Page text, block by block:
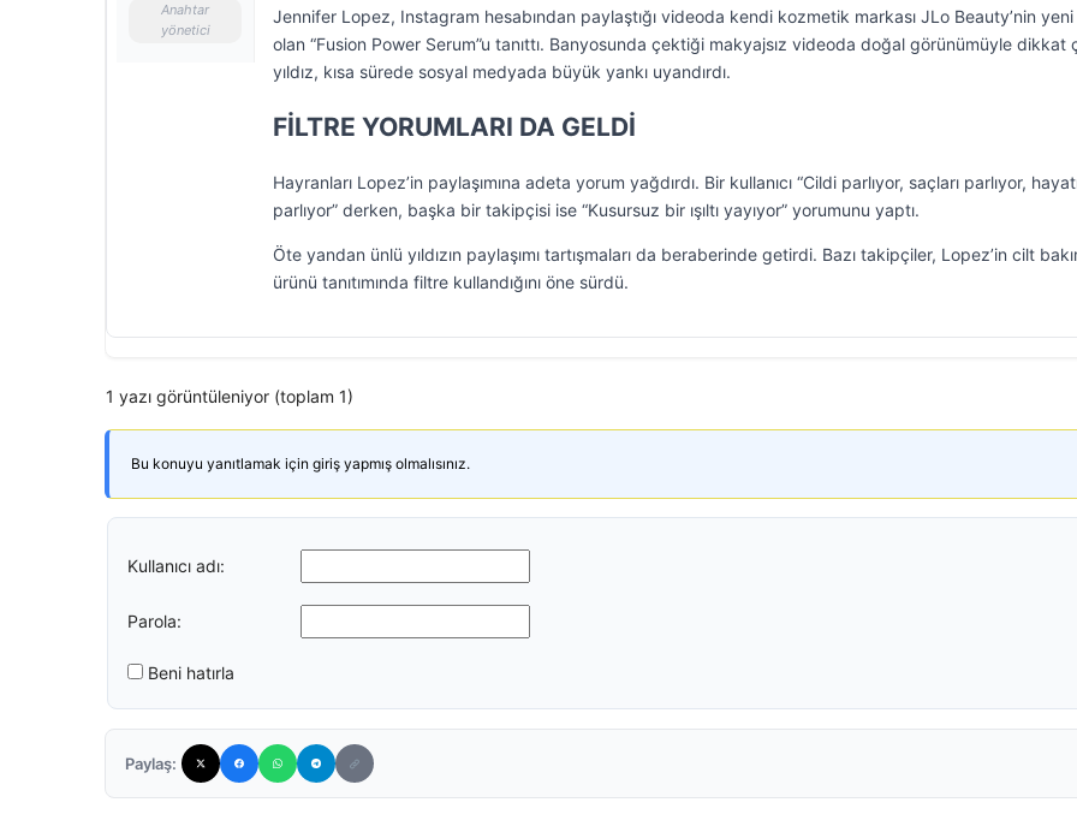
Anahtar
yönetici
Jennifer Lopez, Instagram hesabından paylaştığı videoda kendi kozmetik markası JLo Beauty’nin yeni
olan “Fusion Power Serum”u tanıttı. Banyosunda çektiği makyajsız videoda doğal görünümüyle dikkat
yıldız, kısa sürede sosyal medyada büyük yankı uyandırdı.
FİLTRE YORUMLARI DA GELDİ
Hayranları Lopez’in paylaşımına adeta yorum yağdırdı. Bir kullanıcı “Cildi parlıyor, saçları parlıyor,
parlıyor” derken, başka bir takipçisi ise “Kusursuz bir ışıltı yayıyor” yorumunu yaptı.
Öte yandan ünlü yıldızın paylaşımı tartışmaları da beraberinde getirdi. Bazı takipçiler, Lopez’in cilt
ürünü tanıtımında filtre kullandığını öne sürdü.
1 yazı görüntüleniyor (toplam 1)
Bu konuyu yanıtlamak için giriş yapmış olmalısınız.
Kullanıcı adı:
Parola:
Beni hatırla
Paylaş: